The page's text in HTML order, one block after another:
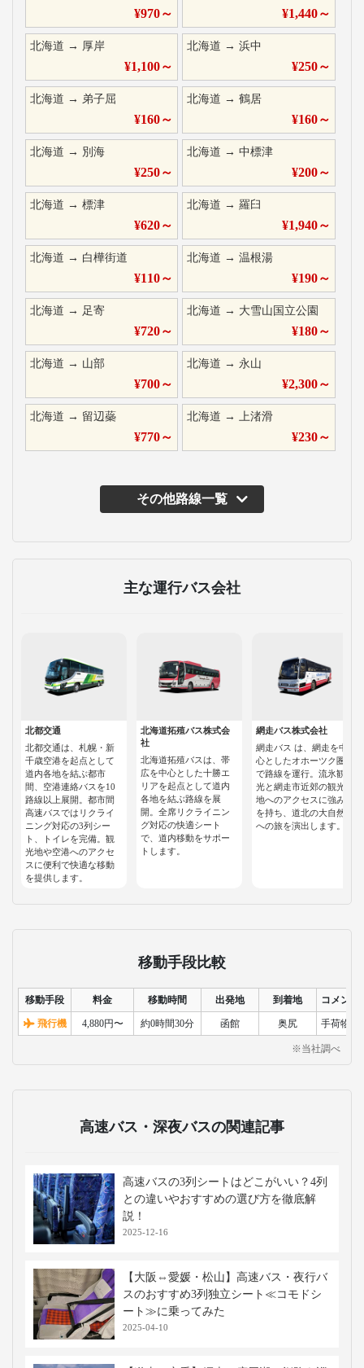
¥970～ ¥1,440～
北海道 → 厚岸
¥1,100～
北海道 →浜中
¥250～
北海道 → 弟子屈
¥160～
北海道 →鶴居
¥160～
北海道 → 別海
¥250～
北海道 →中標津
¥200～
北海道 → 標津
¥620～
北海道 →羅臼
¥1,940～
北海道 → 白樺街道
¥110～
北海道 →温根湯
¥190～
北海道 → 足寄
¥720～
北海道 → 大雪山国立公園
¥180～
北海道 → 山部
¥700～
北海道 → 永山
¥2,300～
北海道 → 留辺蘂
¥770～
北海道 →上渚滑
¥230～
その他路線一覧
主な運行バス会社
北都交通
北都交通は、札幌・新
千歳空港を起点として
道内各地を結ぶ都市
間、空港連絡バスを10
路線以上展開。都市間
高速バスではリクライ
ニング対応の3列シー
ト、トイレを完備。観
光地や空港へのアクセ
スに便利で快適な移動
を提供します。
北海道拓殖バス株式会
社
北海道拓殖バスは、帯
広を中心とした十勝エ
リアを起点として道内
各地を結ぶ路線を展
開。全席リクライニン
グ対応の快適シート
で、道内移動をサポー
トします。
網走バス株式会社
網走バス は、網走を中
心としたオホーツク圏
で路線を運行。流氷観
光と網走市近郊の観光
地へのアクセスに強み
を持ち、道北の大自然
への旅を演出します。
移動手段比較
移動手段 料金 移動時間 出発地 到着地 コメント
飛行機 4,880円〜 約0時間30分 函館 奥尻 手荷物検
※当社調べ
高速バス・深夜バスの関連記事
高速バスの3列シートはどこがいい？4列
との違いやおすすめの選び方を徹底解
説！
2025-12-16
【大阪⇔愛媛・松山】高速バス・夜行バ
スのおすすめ3列独立シート≪コモドシ
ート≫に乗ってみた
2025-04-10